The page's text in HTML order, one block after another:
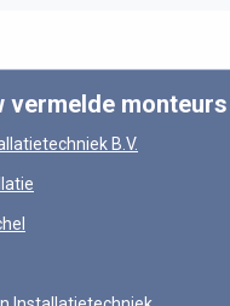
vermelde monteurs
B.V.